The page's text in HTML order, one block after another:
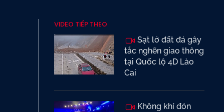
VIDEO TIẾP THEO
Sạt lở đất đá gây
tắc nghẽn giao thông
tại Quốc lộ 4D Lào
Cai
Không khí đón